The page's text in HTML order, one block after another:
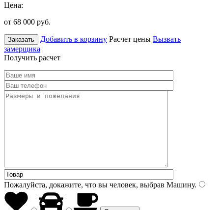
Цена:
от 68 000 руб.
Заказать Добавить в корзину Расчет цены Вызвать
замерщика
Получить расчет
Пожалуйста, докажите, что вы человек, выбрав Машину.